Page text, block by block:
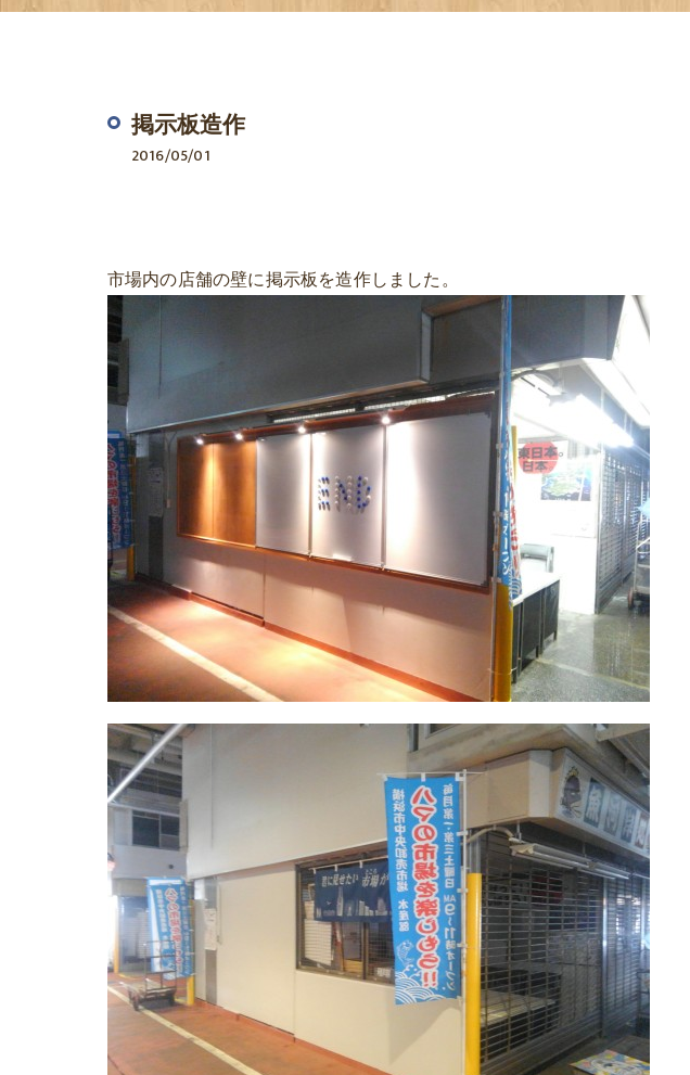
掲示板造作
2016/05/01
市場内の店舗の壁に掲示板を造作しました。